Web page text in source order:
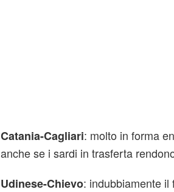
Catania-Cagliari: molto in forma
anche se i sardi in trasferta
Udinese-Chievo: indubbiamente il